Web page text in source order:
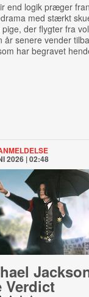
end logik præger
med stærkt
pige, der flygter fra
år senere vender
har begravet
2026 | 02:48
Verdict